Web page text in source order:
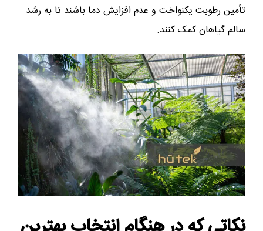
تأمین رطوبت یکنواخت و عدم افزایش دما باشند تا به رشد
سالم گیاهان کمک کنند.